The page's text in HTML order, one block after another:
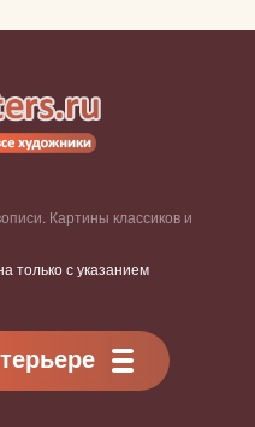
Картины классиков и
только с указанием